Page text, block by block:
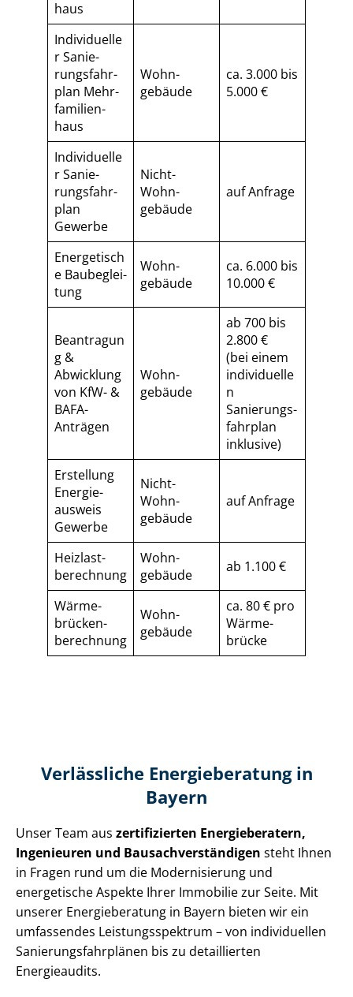
haus
Individuelle
r Sa­nie­
rungs­fahr­
plan Mehr­
fa­mi­li­en­
haus
Wohn­
gebäude
ca. 3.000 bis
5.000 €
Individuelle
r Sa­nie­
rungs­fahr­
plan
Gewerbe
Nicht-
Wohn­
gebäude
auf Anfrage
Energetisch
e Baubeglei­
tung
Wohn­
gebäude
ca. 6.000 bis
10.000 €
Beantragun
g &
Abwicklung
von KfW- &
BAFA-
Anträgen
Wohn­
gebäude
ab 700 bis
2.800 €
(bei einem
individuelle
n
Sa­nie­rungs­
fahr­plan
inklusive)
Erstellung
Energie­
ausweis
Gewerbe
Nicht-
Wohn­
gebäude
auf Anfrage
Heizlast­
berechnung
Wohn­
gebäude
ab 1.100 €
Wärme­
brücken­
berechnung
Wohn­
gebäude
ca. 80 € pro
Wärme­
brücke
Verlässliche Energieberatung in
Bayern
Unser Team aus zertifizierten Energieberatern,
Ingenieuren und Bau­sach­ver­stän­di­gen steht Ihnen
in Fragen rund um die Modernisierung und
energetische Aspekte Ihrer Immobilie zur Seite. Mit
unserer Energieberatung in Bayern bieten wir ein
umfassendes Leis­tungs­spek­trum – von individuellen
Sa­nie­rungs­fahr­plä­nen bis zu detaillierten
Energieaudits.